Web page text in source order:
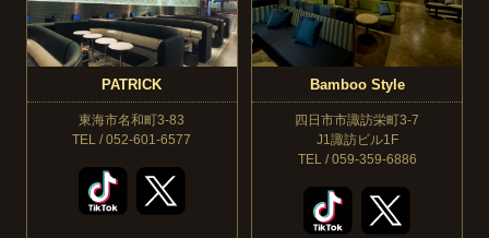
PATRICK
東海市名和町3-83
TEL / 052-601-6577
Bamboo Style
四日市市諏訪栄町3-7
J1諏訪ビル1F
TEL / 059-359-6886